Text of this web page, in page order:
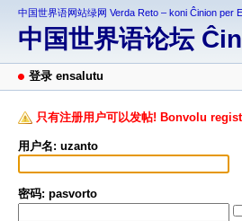
中国世界语网站绿网 Verda Reto – koni Ĉinion per
中国世界语论坛
登录 ensalutu
只有注册用户可以发帖! Bonvolu
用户名: uzanto
密码: pasvorto